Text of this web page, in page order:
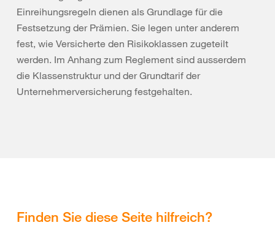
Einreihungsregeln dienen als Grundlage für die
Festsetzung der Prämien. Sie legen unter anderem
fest, wie Versicherte den Risikoklassen zugeteilt
werden. Im Anhang zum Reglement sind ausserdem
die Klassenstruktur und der Grundtarif der
Unternehmerversicherung festgehalten.
Finden Sie diese Seite hilfreich?